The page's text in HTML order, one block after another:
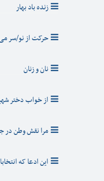
زنده باد بهار
حرکت از نو/سر
نان و زنان
از خواب دختر
مرا نقش وطن در
این ادعا که